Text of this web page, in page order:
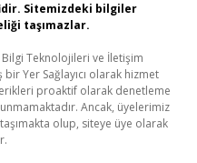
Sitemizdeki bilgiler
taşımazlar.
Bilgi Teknolojileri ve İletişim
Yer Sağlayıcı olarak hizmet
proaktif olarak denetleme
Ancak, üyelerimiz
olup, siteye üye olarak